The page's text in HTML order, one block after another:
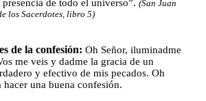
de todo el universo”. (San Juan
los Sacerdotes, libro 5)
de la confesión: Oh Señor, iluminadme
me veis y dadme la gracia de un
y efectivo de mis pecados. Oh
una buena confesión.